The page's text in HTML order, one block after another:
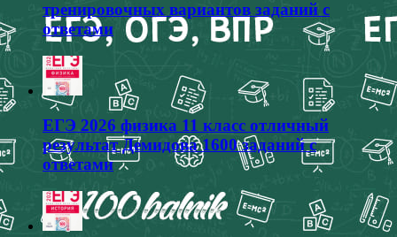
тренировочных вариантов заданий с
ответами
ЕГЭ 2026 физика 11 класс отличный
результат Демидова 1600 заданий с
ответами